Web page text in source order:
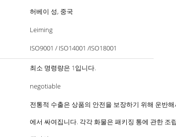
허베이 성, 중국
Leiming
ISO9001 / ISO14001 /ISO18001
최소 명령량은 1입니다.
negotiable
전통적 수출은 상품의 안전을 보장하기 위해 운반
에서 싸여집니다. 각각 화물은 패키징 통에 관한 조